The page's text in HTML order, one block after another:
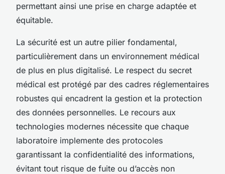
permettant ainsi une prise en charge adaptée et
équitable.
La sécurité est un autre pilier fondamental,
particulièrement dans un environnement médical
de plus en plus digitalisé. Le respect du secret
médical est protégé par des cadres réglementaires
robustes qui encadrent la gestion et la protection
des données personnelles. Le recours aux
technologies modernes nécessite que chaque
laboratoire implemente des protocoles
garantissant la confidentialité des informations,
évitant tout risque de fuite ou d’accès non